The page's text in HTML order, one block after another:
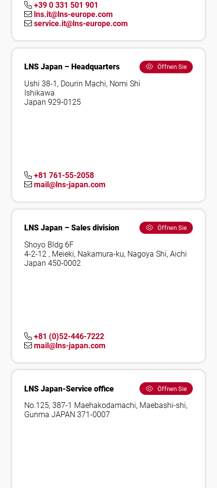
+39 0 331 501 901
lns.it@lns-europe.com
service.it@lns-europe.com
LNS Japan – Headquarters Öffnen Sie
Ushi 38-1, Dourin Machi, Nomi Shi
Ishikawa
Japan 929-0125
+81 761-55-2058
mail@lns-japan.com
LNS Japan – Sales division Öffnen Sie
Shoyo Bldg 6F
4-2-12 , Meieki, Nakamura-ku, Nagoya Shi, Aichi
Japan 450-0002
+81 (0)52-446-7222
mail@lns-japan.com
LNS Japan-Service office Öffnen Sie
No.125, 387-1 Maehakodamachi, Maebashi-shi,
Gunma JAPAN 371-0007